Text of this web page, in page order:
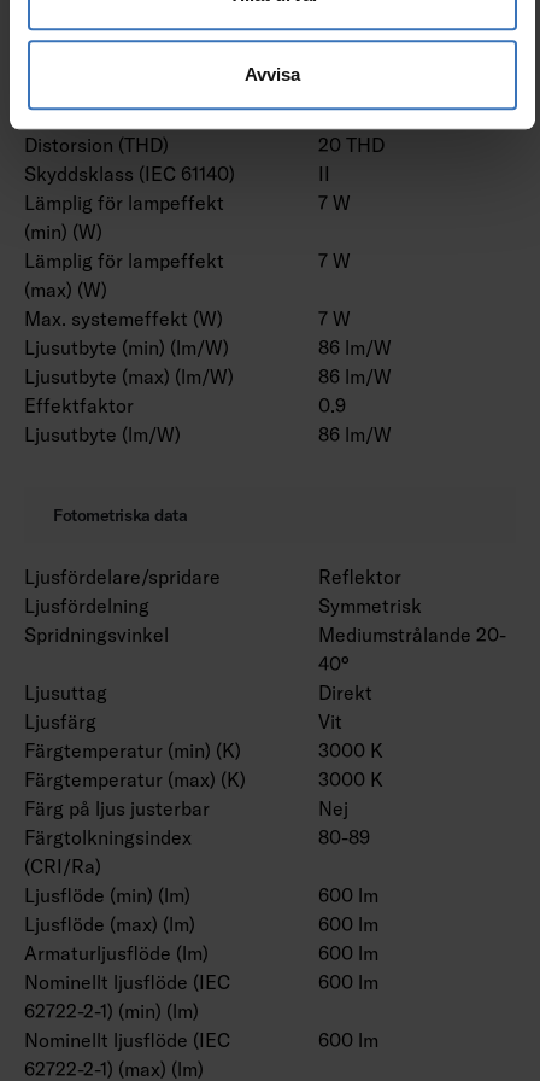
Avvisa
Märkström (max) (mA)
367 mA
Distorsion (THD) (%)
20 %
Distorsion (THD)
20 THD
Skyddsklass (IEC 61140)
II
Lämplig för lampeffekt
(min) (W)
7 W
Lämplig för lampeffekt
(max) (W)
7 W
Max. systemeffekt (W)
7 W
Ljusutbyte (min) (lm/W)
86 lm/W
Ljusutbyte (max) (lm/W)
86 lm/W
Effektfaktor
0.9
Ljusutbyte (lm/W)
86 lm/W
Fotometriska data
Ljusfördelare/spridare
Reflektor
Ljusfördelning
Symmetrisk
Spridningsvinkel
Mediumstrålande 20-
40°
Ljusuttag
Direkt
Ljusfärg
Vit
Färgtemperatur (min) (K)
3000 K
Färgtemperatur (max) (K)
3000 K
Färg på ljus justerbar
Nej
Färgtolkningsindex
(CRI/Ra)
80-89
Ljusflöde (min) (lm)
600 lm
Ljusflöde (max) (lm)
600 lm
Armaturljusflöde (lm)
600 lm
Nominellt ljusflöde (IEC
62722-2-1) (min) (lm)
600 lm
Nominellt ljusflöde (IEC
62722-2-1) (max) (lm)
600 lm